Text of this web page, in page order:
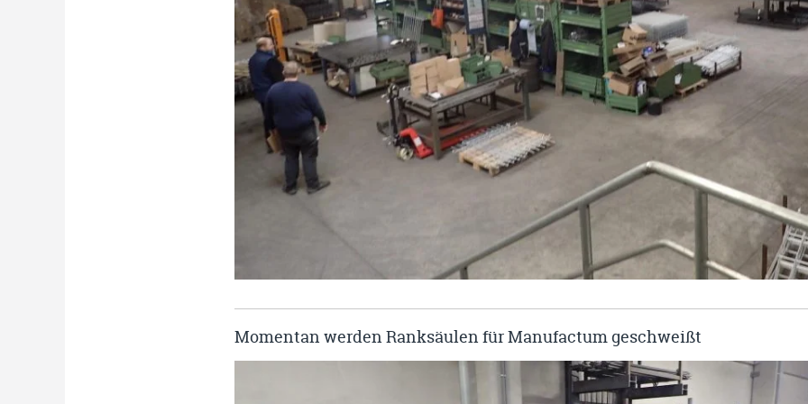
Momentan werden Ranksäulen für Manufactum geschweißt